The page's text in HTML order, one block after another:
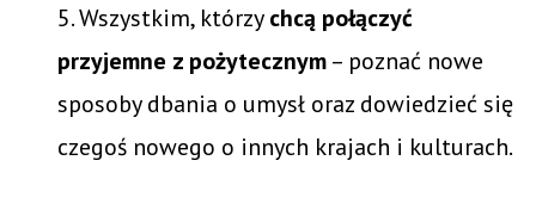
5. Wszystkim, którzychcą połączyć
przyjemne z pożytecznym– poznać nowe
sposoby dbania o umysł oraz dowiedzieć się
czegoś nowego o innych krajach i kulturach.